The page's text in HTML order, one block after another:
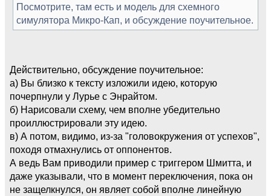
Посмотрите, там есть и модель для схемного
симулятора Микро-Кап, и обсуждение поучительное.
Действительно, обсуждение поучительное:
а) Вы близко к тексту изложили идею, которую
почерпнули у Лурье с Энрайтом.
б) Нарисовали схему, чем вполне убедительно
проиллюстрировали эту идею.
в) А потом, видимо, из-за "головокружения от успехов",
походя отмахнулись от оппонентов.
А ведь Вам приводили пример с триггером Шмитта, и
даже указывали, что в момент переключения, пока он
не защелкнулся, он являет собой вполне линейную